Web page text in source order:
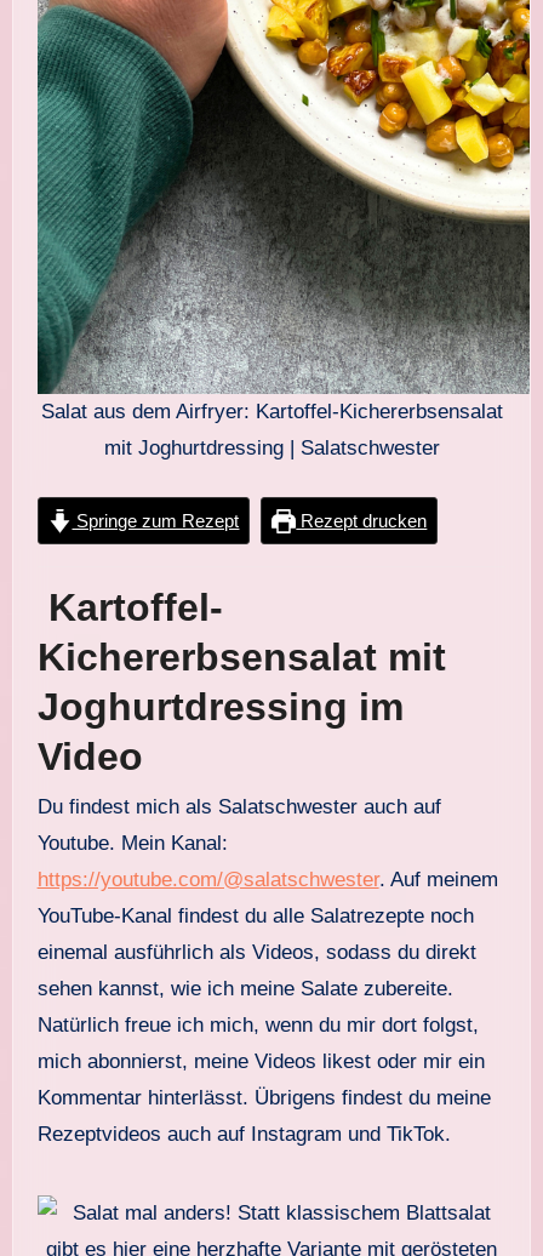
Salat aus dem Airfryer: Kartoffel-Kichererbsensalat
mit Joghurtdressing | Salatschwester
Springe zum Rezept Rezept drucken
Kartoffel-
Kichererbsensalat mit
Joghurtdressing im
Video
Du findest mich als Salatschwester auch auf
Youtube. Mein Kanal:
https://youtube.com/@salatschwester. Auf meinem
YouTube-Kanal findest du alle Salatrezepte noch
einemal ausführlich als Videos, sodass du direkt
sehen kannst, wie ich meine Salate zubereite.
Natürlich freue ich mich, wenn du mir dort folgst,
mich abonnierst, meine Videos likest oder mir ein
Kommentar hinterlässt. Übrigens findest du meine
Rezeptvideos auch auf Instagram und TikTok.